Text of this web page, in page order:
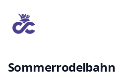
Sommerrodelbahn